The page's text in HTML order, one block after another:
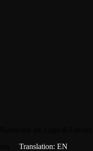
Translation: EN